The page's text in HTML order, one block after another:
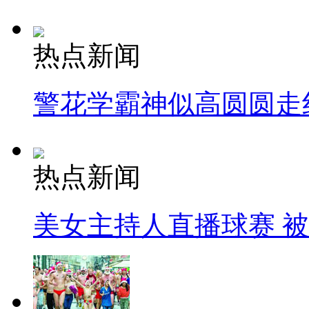
热点新闻
警花学霸神似高圆圆走
热点新闻
美女主持人直播球赛